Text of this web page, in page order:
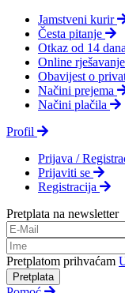
Jamstveni kurir
Česta pitanje
Otkaz od 14 dana
Online
Obavijest o
Načini prejema
Načini plačila
Profil
Prijava /
Prijaviti se
Registracija
Pretplata na newsletter
Pretplatom prihvaćam
Pretplata